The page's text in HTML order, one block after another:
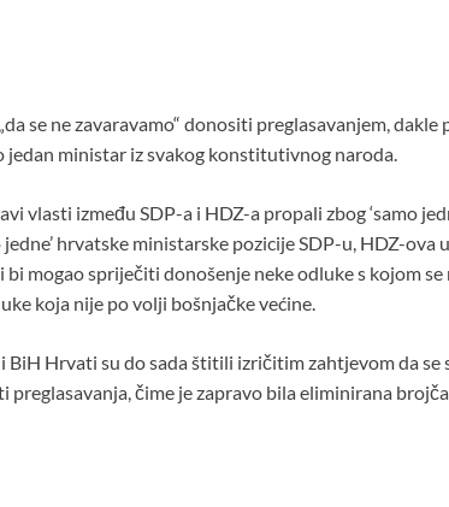
se ne zavaravamo“ donositi preglasavanjem, dakle
ministar iz svakog konstitutivnog naroda.
vlasti između SDP-a i HDZ-a propali zbog ‘samo
jedne’ hrvatske ministarske pozicije SDP-u, HDZ-ova
mogao spriječiti donošenje neke odluke s kojom se
koja nije po volji bošnjačke većine.
Hrvati su do sada štitili izričitim zahtjevom da se
preglasavanja, čime je zapravo bila eliminirana